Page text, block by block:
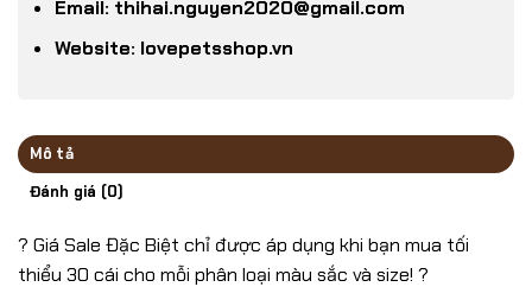
Email: thihai.nguyen2020@gmail.com
Website: lovepetsshop.vn
Mô tả
Đánh giá (0)
? Giá Sale Đặc Biệt chỉ được áp dụng khi bạn mua tối
thiểu 30 cái cho mỗi phân loại màu sắc và size! ?